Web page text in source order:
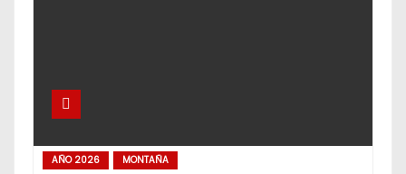
AÑO 2026 MONTAÑA